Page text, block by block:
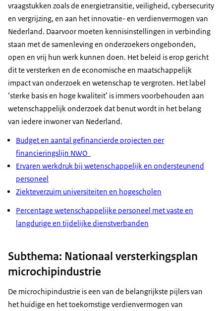
vraagstukken zoals de energietransitie, veiligheid, cybersecurity
en vergrijzing, en aan het innovatie- en verdienvermogen van
Nederland. Daarvoor moeten kennisinstellingen in verbinding
staan met de samenleving en onderzoekers ongebonden,
open en vrij hun werk kunnen doen. Het beleid is erop gericht
dit te versterken en de economische en maatschappelijk
impact van onderzoek en wetenschap te vergroten. Het label
‘sterke basis en hoge kwaliteit’ is immers voorbehouden aan
wetenschappelijk onderzoek dat benut wordt in het belang
van iedere inwoner van Nederland.
Budget en aantal gefinancierde projecten per
financieringslijn NWO
Ervaren werkdruk bij wetenschappelijk en ondersteunend
personeel
Ziekteverzuim universiteiten en hogescholen
Percentage wetenschappelijke personeel met vaste en
langdurige en tijdelijke dienstverbanden
Subthema: Nationaal versterkingsplan
microchipindustrie
De microchipindustrie is een van de belangrijkste pijlers van
het huidige en het toekomstige verdienvermogen van